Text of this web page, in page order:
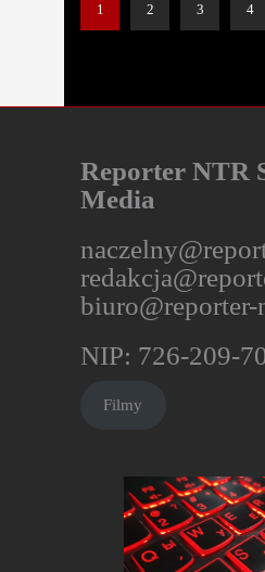
1 2 3 4
Reporter NTR
Media
biuro@reporter-
NIP: 726-209-
Filmy